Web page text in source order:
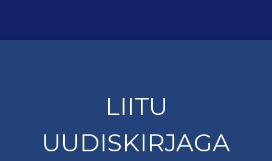
LIITU
UUDISKIRJAGA